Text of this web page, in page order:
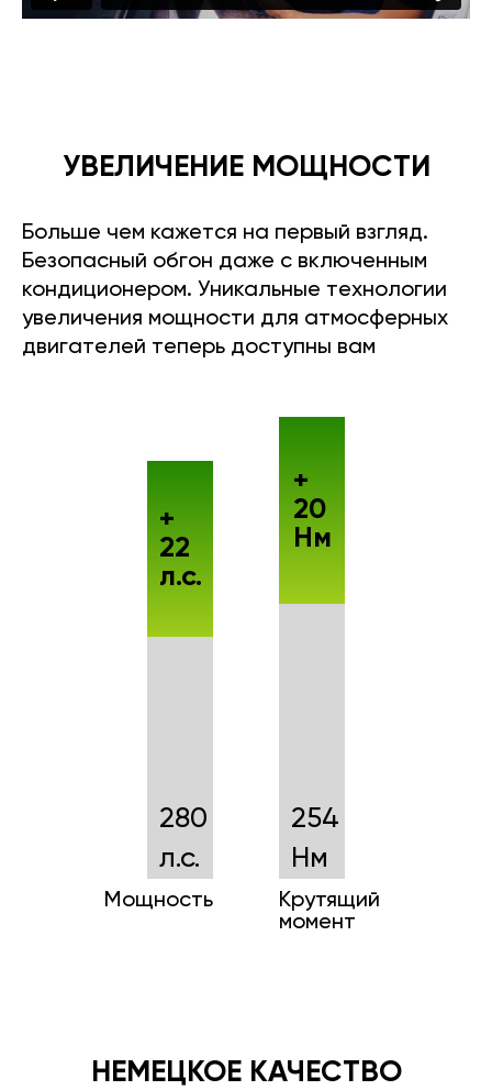
УВЕЛИЧЕНИЕ МОЩНОСТИ
Больше чем кажется на первый взгляд.
Безопасный обгон даже с включенным
кондиционером. Уникальные технологии
увеличения мощности для атмосферных
двигателей теперь доступны вам
280
л.с.
Мощность
+
22
л.с.
254
Нм
Крутящий
момент
+
20
Нм
НЕМЕЦКОЕ КАЧЕСТВО